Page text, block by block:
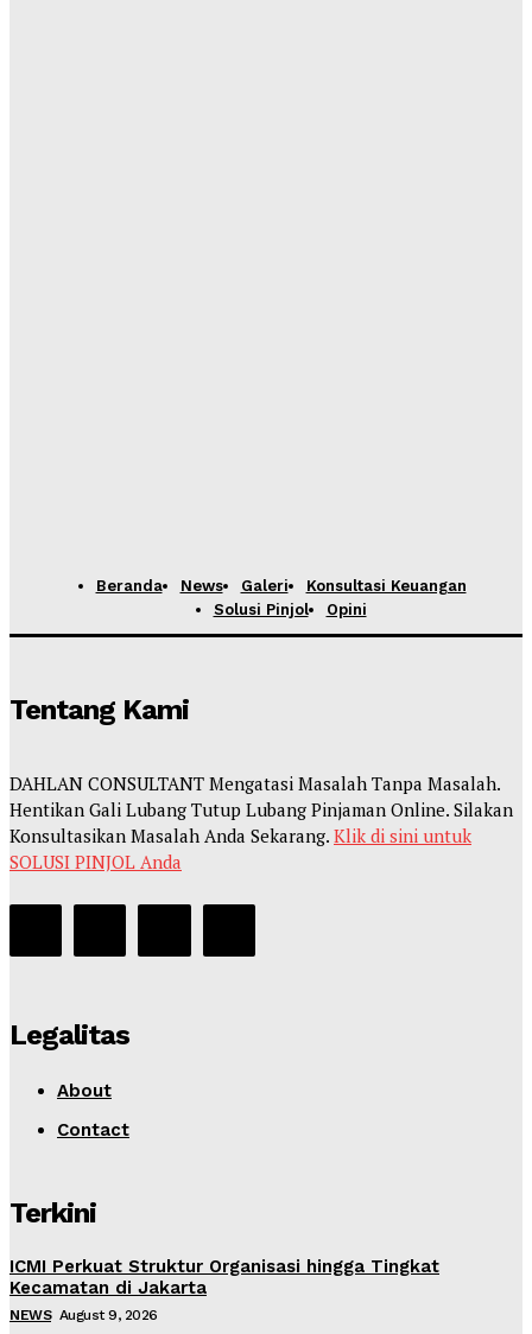
Beranda News Galeri
Konsultasi Keuangan
Solusi Pinjol
Opini
Tentang Kami
DAHLAN CONSULTANT Mengatasi Masalah Tanpa Masalah.
Hentikan Gali Lubang Tutup Lubang Pinjaman Online. Silakan
Konsultasikan Masalah Anda Sekarang. Klik di sini untuk
SOLUSI PINJOL Anda
Legalitas
About
Contact
Terkini
ICMI Perkuat Struktur Organisasi hingga Tingkat
Kecamatan di Jakarta
NEWS August 9, 2026